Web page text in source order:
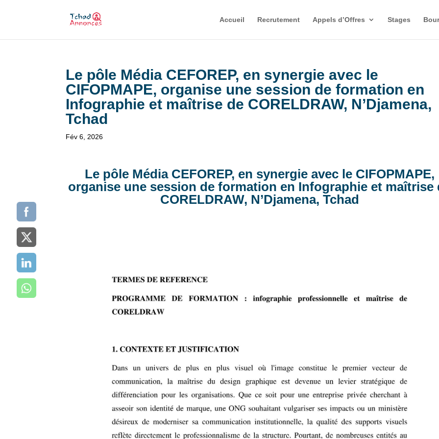
Accueil Recrutement Appels d’Offres Stages
Le pôle Média CEFOREP, en synergie avec le
CIFOPMAPE, organise une session de formation en
Infographie et maîtrise de CORELDRAW, N’Djamena,
Tchad
Fév 6, 2026
Le pôle Média CEFOREP, en synergie avec le CIFOPMAPE,
organise une session de formation en Infographie et maîtrise
CORELDRAW, N’Djamena, Tchad